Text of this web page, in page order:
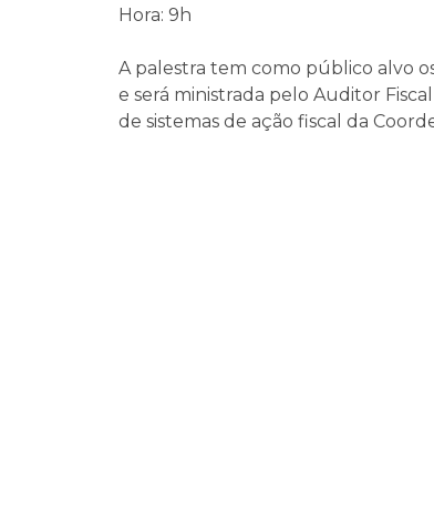
Hora: 9h
A palestra tem como público alvo
e será ministrada pelo Auditor
de sistemas de ação fiscal da